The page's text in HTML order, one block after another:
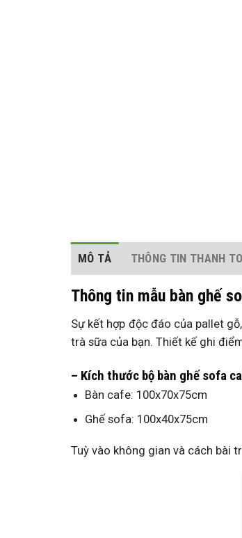
MÔ TẢ THÔNG TIN THANH
Thông tin mẫu bàn ghế
Sự kết hợp độc đáo của pallet
trà sữa của bạn. Thiết kế ghi
– Kích thước bộ bàn ghế sofa
Bàn cafe: 100x70x75cm
Ghế sofa: 100x40x75cm
Tuỳ vào không gian và cách bài